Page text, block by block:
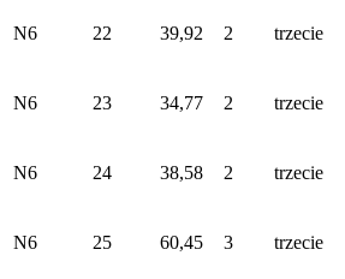
N6 22 39,92 2 trzecie
N6 23 34,77 2 trzecie
N6 24 38,58 2 trzecie
N6 25 60,45 3 trzecie